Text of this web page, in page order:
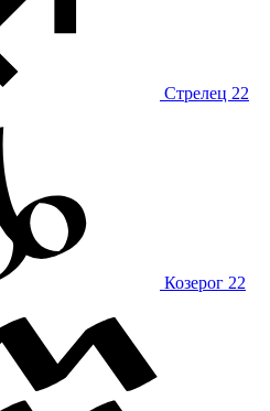
Стрелец 22
Козерог 22